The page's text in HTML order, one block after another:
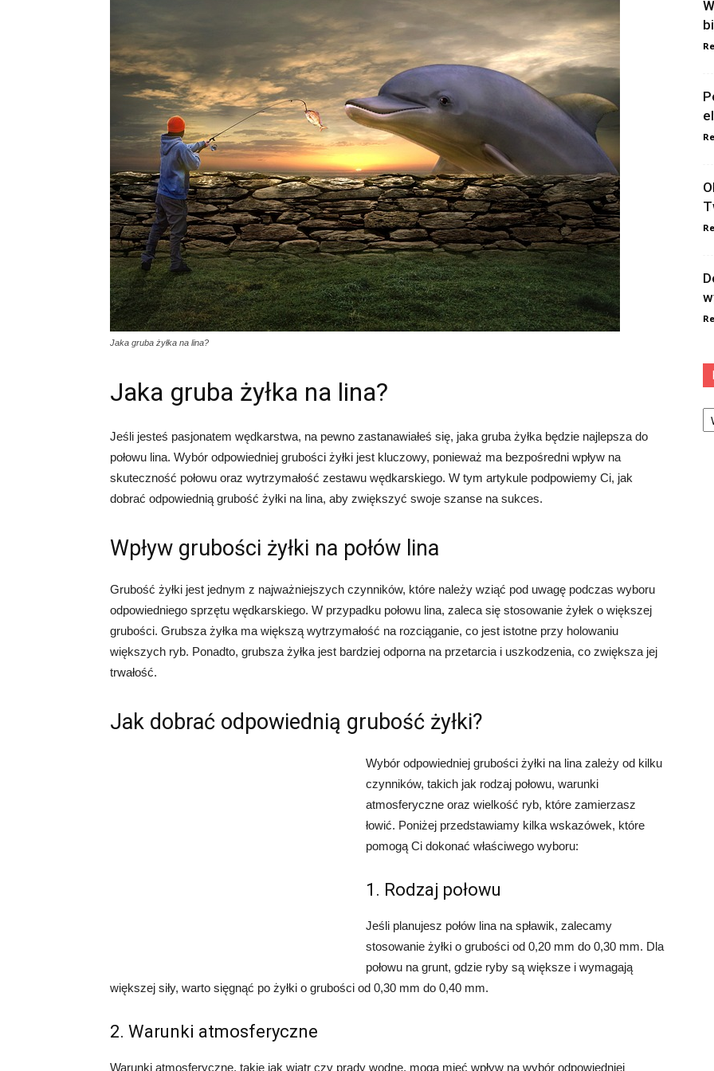
Jaka gruba żyłka na lina?
Jaka gruba żyłka na lina?
Jeśli jesteś pasjonatem wędkarstwa, na pewno zastanawiałeś się, jaka gruba żyłka będzie najlepsza do
połowu lina. Wybór odpowiedniej grubości żyłki jest kluczowy, ponieważ ma bezpośredni wpływ na
skuteczność połowu oraz wytrzymałość zestawu wędkarskiego. W tym artykule podpowiemy Ci, jak
dobrać odpowiednią grubość żyłki na lina, aby zwiększyć swoje szanse na sukces.
Wpływ grubości żyłki na połów lina
Grubość żyłki jest jednym z najważniejszych czynników, które należy wziąć pod uwagę podczas wyboru
odpowiedniego sprzętu wędkarskiego. W przypadku połowu lina, zaleca się stosowanie żyłek o większej
grubości. Grubsza żyłka ma większą wytrzymałość na rozciąganie, co jest istotne przy holowaniu
większych ryb. Ponadto, grubsza żyłka jest bardziej odporna na przetarcia i uszkodzenia, co zwiększa jej
trwałość.
Jak dobrać odpowiednią grubość żyłki?
Wybór odpowiedniej grubości żyłki na lina zależy od kilku
czynników, takich jak rodzaj połowu, warunki
atmosferyczne oraz wielkość ryb, które zamierzasz
łowić. Poniżej przedstawiamy kilka wskazówek, które
pomogą Ci dokonać właściwego wyboru:
1. Rodzaj połowu
Jeśli planujesz połów lina na spławik, zalecamy
stosowanie żyłki o grubości od 0,20 mm do 0,30 mm. Dla
połowu na grunt, gdzie ryby są większe i wymagają
większej siły, warto sięgnąć po żyłki o grubości od 0,30 mm do 0,40 mm.
2. Warunki atmosferyczne
Warunki atmosferyczne, takie jak wiatr czy prądy wodne, mogą mieć wpływ na wybór odpowiedniej